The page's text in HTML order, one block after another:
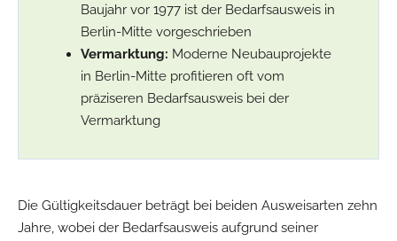
Baujahr vor 1977 ist der Bedarfsausweis in
Berlin-Mitte vorgeschrieben
Vermarktung: Moderne Neubauprojekte
in Berlin-Mitte profitieren oft vom
präziseren Bedarfsausweis bei der
Vermarktung
Die Gültigkeitsdauer beträgt bei beiden Ausweisarten zehn
Jahre, wobei der Bedarfsausweis aufgrund seiner